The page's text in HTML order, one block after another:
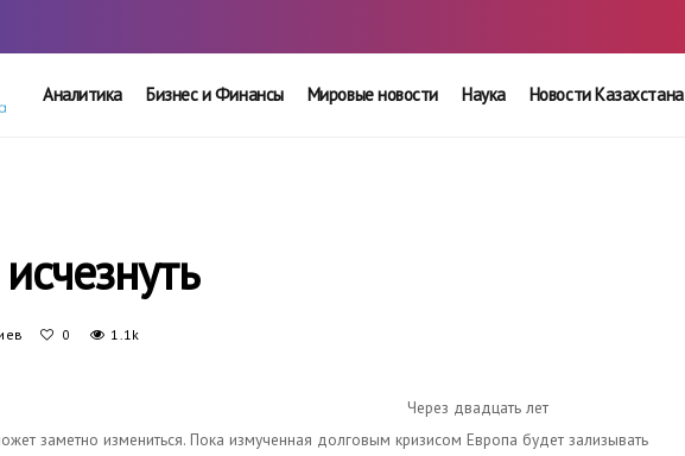
Аналитика Бизнес и Финансы Мировые новости Наука Новости Казахстана
0 1.1k
Через двадцать лет
заметно измениться. Пока измученная долговым кризисом Европа будет зализывать